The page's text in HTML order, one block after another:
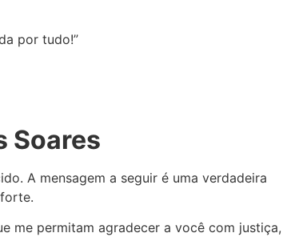
por tudo!”
Soares
A mensagem a seguir é uma verdadeira
me permitam agradecer a você com justiça,